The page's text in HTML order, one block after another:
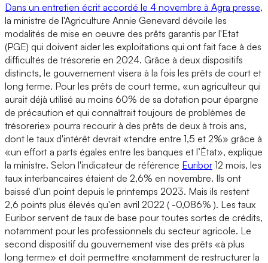
Dans un entretien écrit accordé le 4 novembre à Agra presse,
la ministre de l'Agriculture Annie Genevard dévoile les
modalités de mise en oeuvre des prêts garantis par l'Etat
(PGE) qui doivent aider les exploitations qui ont fait face à des
difficultés de trésorerie en 2024. Grâce à deux dispositifs
distincts, le gouvernement visera à la fois les prêts de court et
long terme. Pour les prêts de court terme, «un agriculteur qui
aurait déjà utilisé au moins 60% de sa dotation pour épargne
de précaution et qui connaîtrait toujours de problèmes de
trésorerie» pourra recourir à des prêts de deux à trois ans,
dont le taux d'intérêt devrait «tendre entre 1,5 et 2%» grâce à
«un effort a parts égales entre les banques et l’État», explique
la ministre. Selon l'indicateur de référence Euribor 12 mois, les
taux interbancaires étaient de 2,6% en novembre. Ils ont
baissé d'un point depuis le printemps 2023. Mais ils restent
2,6 points plus élevés qu'en avril 2022 ( -0,086% ). Les taux
Euribor servent de taux de base pour toutes sortes de crédits,
notamment pour les professionnels du secteur agricole. Le
second dispositif du gouvernement vise des prêts «à plus
long terme» et doit permettre «notamment de restructurer la